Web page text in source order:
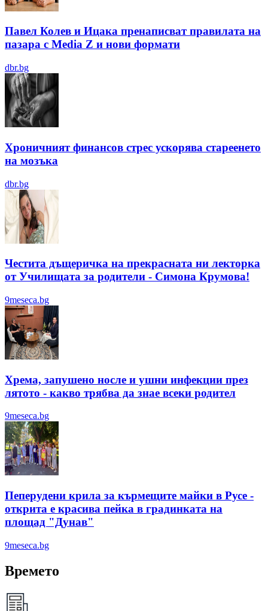
Павел Колев и Ицака пренаписват правилата на
пазара с Media Z и нови формати
dbr.bg
Хроничният финансов стрес ускорява стареенето
на мозъка
dbr.bg
Честита дъщеричка на прекрасната ни лекторка
от Училищата за родители - Симона Крумова!
9meseca.bg
Хрема, запушено носле и ушни инфекции през
лятотo - какво трябва да знае всеки родител
9meseca.bg
Пеперудени крила за кърмещите майки в Русе -
открита е красива пейка в градинката на
площад "Дунав"
9meseca.bg
Времето